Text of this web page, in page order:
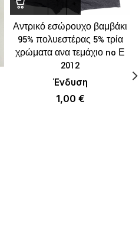
Αντρικό εσώρουχο βαμβάκι
95% πολυεστέρας 5% τρία
χρώματα ανα τεμάχιο no Ε
2012
Ένδυση
1,00 €